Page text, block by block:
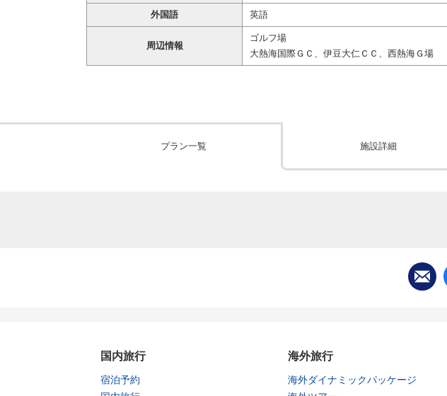
外国語 英語
周辺情報
ゴルフ場
大熱海国際ＧＣ、伊豆大仁ＣＣ、西熱海Ｇ場
プラン一覧 施設詳細
国内旅行
宿泊予約
海外旅行
海外ダイナミックパッケージ